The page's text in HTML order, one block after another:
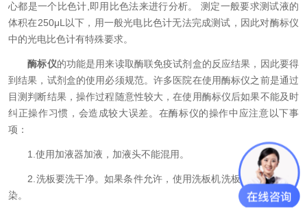
心都是一个比色计,即用比色法来进行分析。 测定一般要求测试液的
体积在250μL以下，用一般光电比色计无法完成测试，因此对酶标仪
中的光电比色计有特殊要求。
酶标仪的功能是用来读取酶联免疫试剂盒的反应结果，因此要得
到结果，试剂盒的使用必须规范。许多医院在使用酶标仪之前是通过
目测判断结果，操作过程随意性较大，在使用酶标仪后如果不能及时
纠正操作习惯，会造成较大误差。在酶标仪的操作中应注意以下事
项：
1.使用加液器加液，加液头不能混用。
2.洗板要洗干净。如果条件允许，使用洗板机洗板，避免交叉污
染。